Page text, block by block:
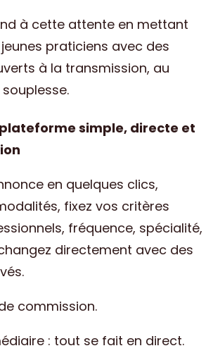
à cette attente en mettant
praticiens avec des
à la transmission, au
plateforme simple, directe et
en quelques clics,
fixez vos critères
fréquence, spécialité,
directement avec des
commission.
: tout se fait en direct.